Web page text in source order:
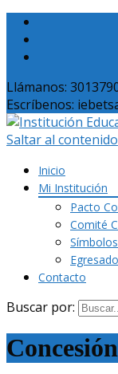
Llámanos:
Escríbenos:
Saltar al contenido
Inicio
Mi Institución
Pacto
Comité
Contacto
Buscar por: